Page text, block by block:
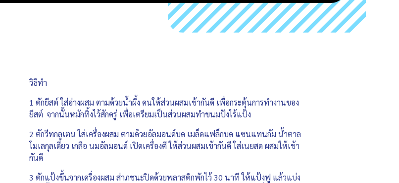
วิธีทำ
1 ตักยีสต์ ใส่อ่างผสม ตามด้วยน้ำผึ้ง คนให้ส่วนผสมเข้ากันดี เพื่อกระตุ้นการทำงานของ
ยีสต์ จากนั้นหมักทิ้งไว้สักครู่ เพื่อเตรียมเป็นส่วนผสมทำขนมปังไร้แป้ง
2 ตักวีทกลูเตน ใส่เครื่องผสม ตามด้วยอัลมอนด์บด เมล็ดแฟล็กบด แซนแทนกัม น้ำตาล
โมเลกุลเดี๋ยว เกลือ นมอัลมอนด์ เปิดเครื่องตี ให้ส่วนผสมเข้ากันดี ใส่เนยสด ผสมให้เข้า
กันดี
3 ตักแป้งขึ้นจากเครื่องผสม ส่าภชนะปิดด้วยพลาสติกพักไว้ 30 นาที ให้แป้งฟู แล้วแบ่ง